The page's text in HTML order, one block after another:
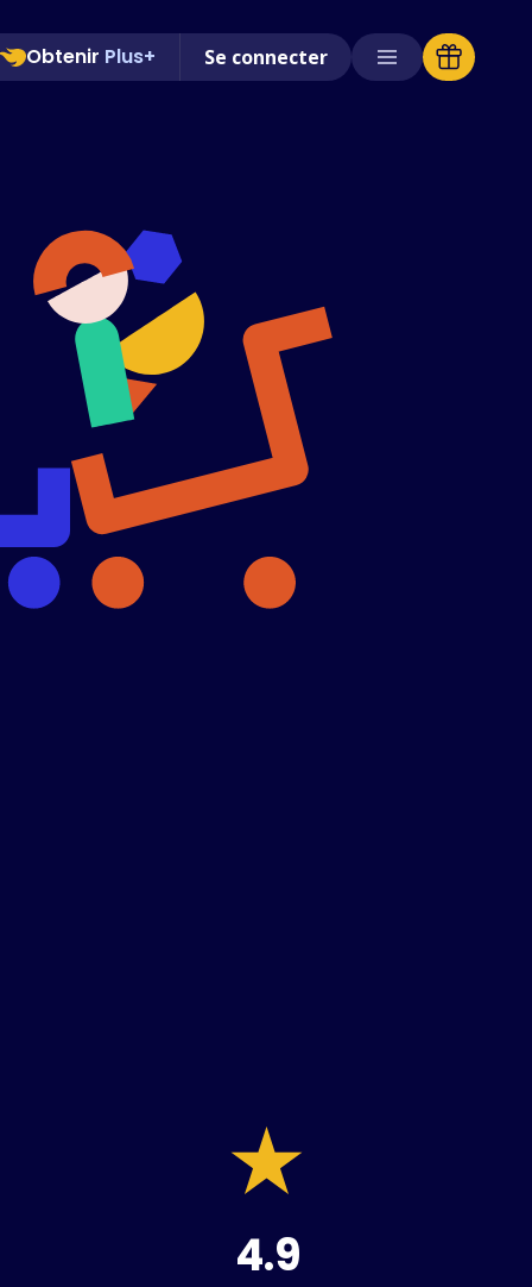
Obtenir Plus+ Se connecter
Français (French)
4.9